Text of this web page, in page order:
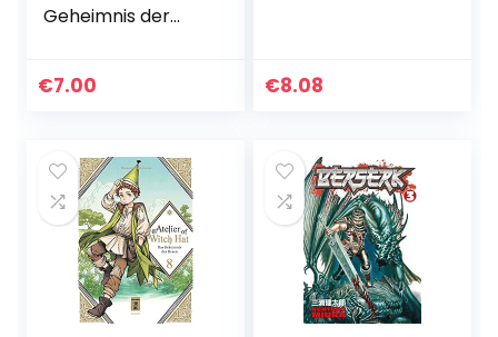
Geheimnis der
€7.00 €8.08